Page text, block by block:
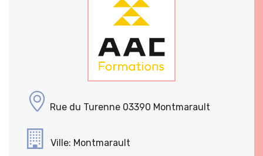
Rue du Turenne 03390 Montmarault
Ville: Montmarault